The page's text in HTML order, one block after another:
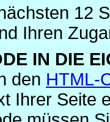
12
Ihren
IN DIE
den HTML-
Ihrer Seite